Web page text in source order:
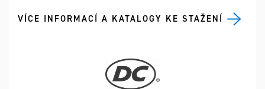
VÍCE INFORMACÍ A KATALOGY KE STAŽENÍ